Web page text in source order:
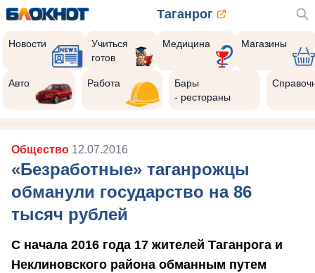
Таганрог
Новости
Учиться
готов
Медицина Магазины
Авто Работа
Бары
- рестораны
Общество 12.07.2016
«Безработные» таганрожцы
обманули государство на 86
тысяч рублей
С начала 2016 года 17 жителей Таганрога и
Неклиновского района обманным путем